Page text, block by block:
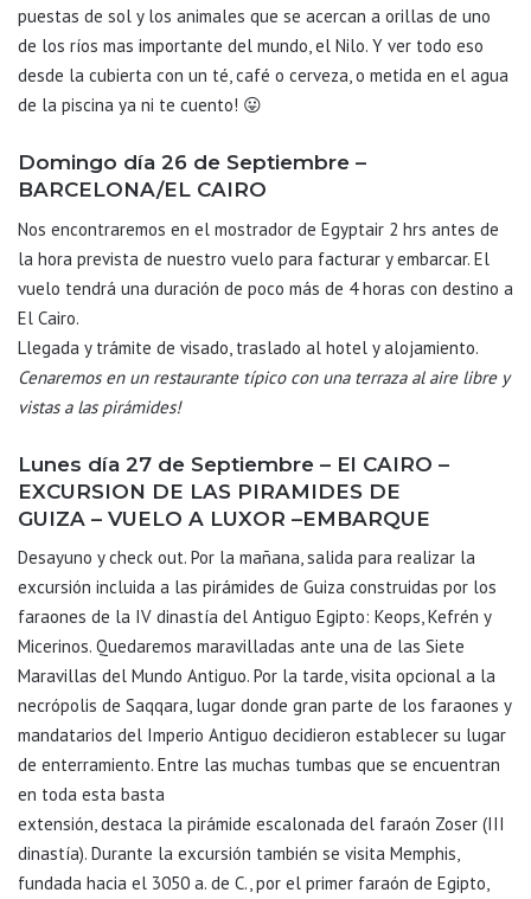
puestas de sol y los animales que se acercan a orillas de uno
de los ríos mas importante del mundo, el Nilo. Y ver todo eso
desde la cubierta con un té, café o cerveza, o metida en el agua
de la piscina ya ni te cuento! 😛
Domingo día 26 de Septiembre –
BARCELONA/EL CAIRO
Nos encontraremos en el mostrador de Egyptair 2 hrs antes de
la hora prevista de nuestro vuelo para facturar y embarcar. El
vuelo tendrá una duración de poco más de 4 horas con destino a
El Cairo.
Llegada y trámite de visado, traslado al hotel y alojamiento.
Cenaremos en un restaurante típico con una terraza al aire libre y
vistas a las pirámides!
Lunes día 27 de Septiembre – El CAIRO –
EXCURSION DE LAS PIRAMIDES DE
GUIZA – VUELO A LUXOR –EMBARQUE
Desayuno y check out. Por la mañana, salida para realizar la
excursión incluida a las pirámides de Guiza construidas por los
faraones de la IV dinastía del Antiguo Egipto: Keops, Kefrén y
Micerinos. Quedaremos maravilladas ante una de las Siete
Maravillas del Mundo Antiguo. Por la tarde, visita opcional a la
necrópolis de Saqqara, lugar donde gran parte de los faraones y
mandatarios del Imperio Antiguo decidieron establecer su lugar
de enterramiento. Entre las muchas tumbas que se encuentran
en toda esta basta
extensión, destaca la pirámide escalonada del faraón Zoser (III
dinastía). Durante la excursión también se visita Memphis,
fundada hacia el 3050 a. de C., por el primer faraón de Egipto,